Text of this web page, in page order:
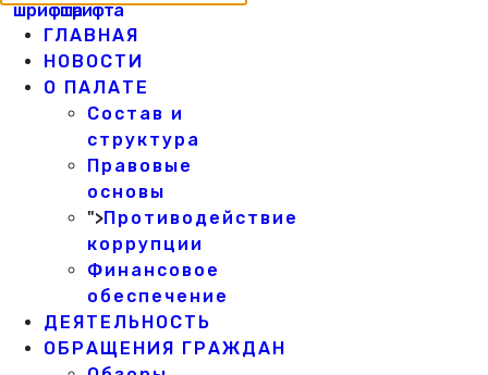
ГЛАВНАЯ
НОВОСТИ
О ПАЛАТЕ
Состав и
структура
Правовые
основы
">Противодействие
коррупции
Финансовое
обеспечение
ДЕЯТЕЛЬНОСТЬ
ОБРАЩЕНИЯ ГРАЖДАН